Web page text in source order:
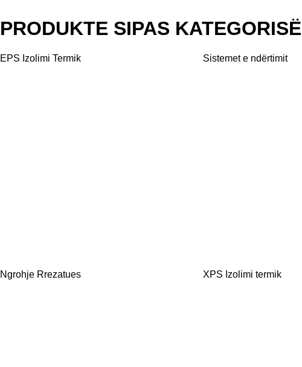
PRODUKTE SIPAS KATEGORISË
EPS Izolimi Termik
Ngrohje Rrezatues
Sistemet e ndërtimit
XPS Izolimi termik